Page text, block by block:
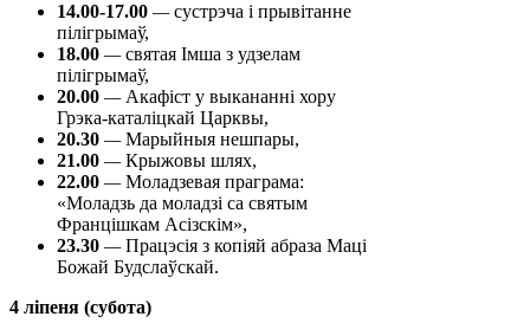
14.00-17.00 —сустрэча і прывітанне
пілігрымаў,
18.00 —святая Імша з удзелам
пілігрымаў,
20.00 —Акафіст у выкананні хору
Грэка-каталіцкай Царквы,
20.30 —Марыйныя нешпары,
21.00 —Крыжовы шлях,
22.00 —Моладзевая праграма:
«Моладзь да моладзі са святым
Францішкам Асізскім»,
23.30 —Працэсія з копіяй абраза Маці
Божай Будслаўскай.
4 ліпеня (субота)